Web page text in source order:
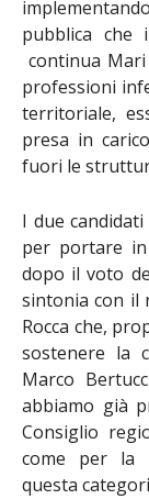
pubblica che
continua
professioni
territoriale,
presa in
fuori le
I due
per portare
dopo il voto
sintonia con il
Rocca che,
sostenere la
Marco
abbiamo già
Consiglio
come per la
questa